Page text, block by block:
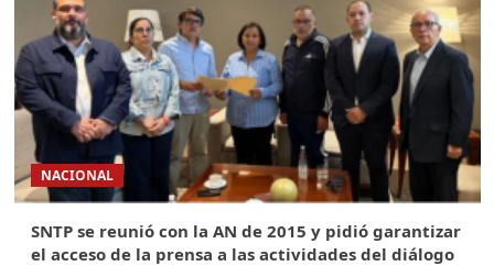
NACIONAL
SNTP se reunió con la AN de 2015 y pidió garantizar
el acceso de la prensa a las actividades del diálogo